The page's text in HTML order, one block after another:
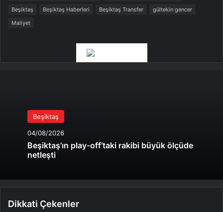
Beşiktaş
Beşiktaş Haberleri Beşiktaş Transfer
gültekin gencer
Maliyet
Beşiktaş
04/08/2026
Beşiktaş’ın play-off’taki rakibi büyük ölçüde
netleşti
Dikkati Çekenler